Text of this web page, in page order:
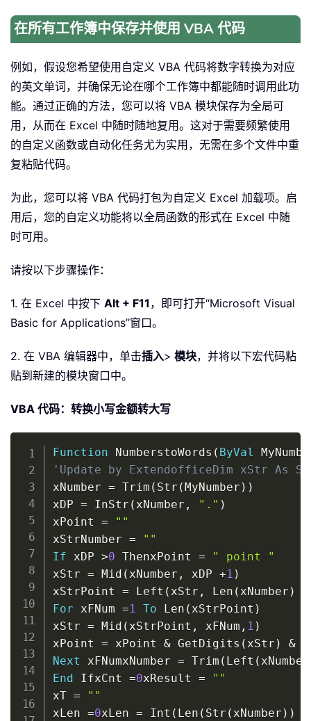
在所有工作簿中保存并使用 VBA 代码
例如，假设您希望使用自定义 VBA 代码将数字转换为对应
的英文单词，并确保无论在哪个工作簿中都能随时调用此功
能。通过正确的方法，您可以将 VBA 模块保存为全局可
用，从而在 Excel 中随时随地复用。这对于需要频繁使用
的自定义函数或自动化任务尤为实用，无需在多个文件中重
复粘贴代码。
为此，您可以将 VBA 代码打包为自定义 Excel 加载项。启
用后，您的自定义功能将以全局函数的形式在 Excel 中随
时可用。
请按以下步骤操作：
1. 在 Excel 中按下 Alt + F11 ，即可打开“Microsoft Visual
Basic for Applications”窗口。
2. 在 VBA 编辑器中，单击插入> 模块，并将以下宏代码粘
贴到新建的模块窗口中。
VBA 代码：转换小写金额转大写
Function NumberstoWords ( ByVal
'Update by ExtendofficeDim xStr As
xNumber = Trim ( Str ( MyNumber ) )
xDP = InStr ( xNumber , "." )
xPoint =
""
xStrNumber =
""
If xDP >0 ThenxPoint =
" point "
xStr = Mid ( xNumber , xDP +1 )
xStrPoint = Left ( xStr , Len ( xNumber )
For xFNum =1 To Len ( xStrPoint )
xStr = Mid ( xStrPoint , xFNum , 1 )
xPoint = xPoint & GetDigits ( xStr ) &
Next xFNumxNumber = Trim ( Left ( xNumber
End
IfxCnt =0xResult =
""
xT =
""
xLen =0xLen = Int ( Len ( Str ( xNumber ) )
Copy